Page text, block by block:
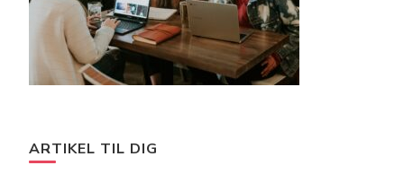
ARTIKEL TIL DIG